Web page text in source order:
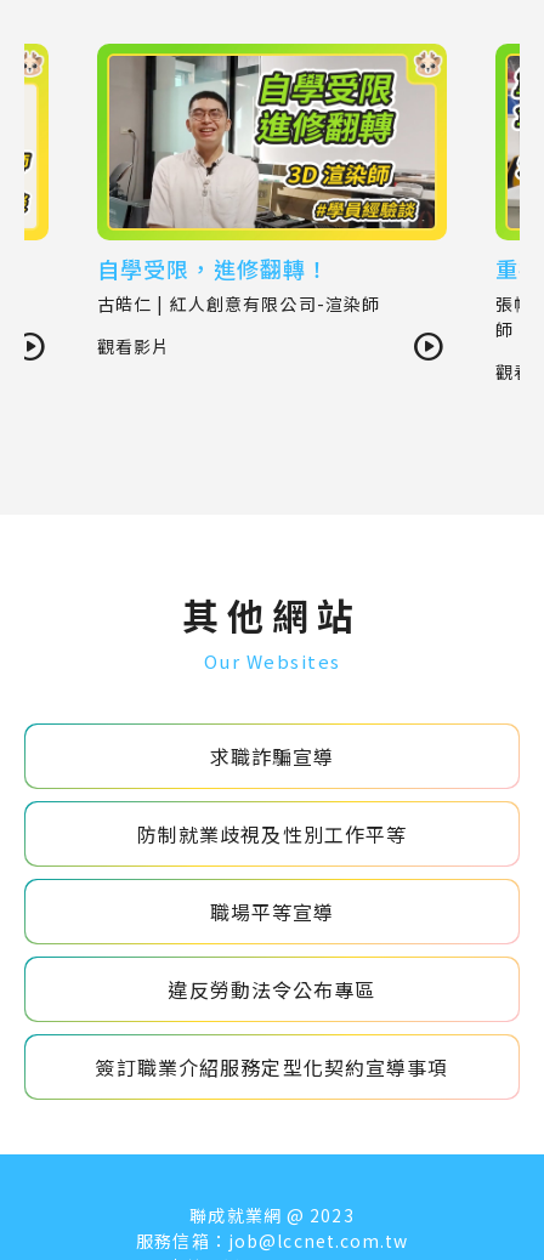
自學受限，進修翻轉！
古皓仁 | 紅人創意有限公司-渲染師
觀看影片
重
張幃
師
觀看
其他網站
Our Websites
求職詐騙宣導
防制就業歧視及性別工作平等
職場平等宣導
違反勞動法令公布專區
簽訂職業介紹服務定型化契約宣導事項
聯成就業網 @ 2023
服務信箱： job@lccnet.com.tw